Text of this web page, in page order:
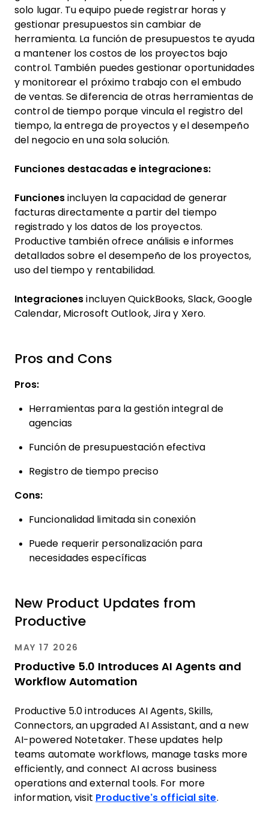
solo lugar. Tu equipo puede registrar horas y
gestionar presupuestos sin cambiar de
herramienta. La función de presupuestos te ayuda
a mantener los costos de los proyectos bajo
control. También puedes gestionar oportunidades
y monitorear el próximo trabajo con el embudo
de ventas. Se diferencia de otras herramientas de
control de tiempo porque vincula el registro del
tiempo, la entrega de proyectos y el desempeño
del negocio en una sola solución.
Funciones destacadas e integraciones:
Funcionesincluyen la capacidad de generar
facturas directamente a partir del tiempo
registrado y los datos de los proyectos.
Productive también ofrece análisis e informes
detallados sobre el desempeño de los proyectos,
uso del tiempo y rentabilidad.
Integraciones incluyen QuickBooks, Slack, Google
Calendar, Microsoft Outlook, Jira y Xero.
Pros and Cons
Pros:
Herramientas para la gestión integral de
agencias
Función de presupuestación efectiva
Registro de tiempo preciso
Cons:
Funcionalidad limitada sin conexión
Puede requerir personalización para
necesidades específicas
New Product Updates from
Productive
MAY 17 2026
Productive 5.0 Introduces AI Agents and
Workflow Automation
Productive 5.0 introduces AI Agents, Skills,
Connectors, an upgraded AI Assistant, and a new
AI-powered Notetaker. These updates help
teams automate workflows, manage tasks more
efficiently, and connect AI across business
operations and external tools. For more
information, visit Productive’s official site.